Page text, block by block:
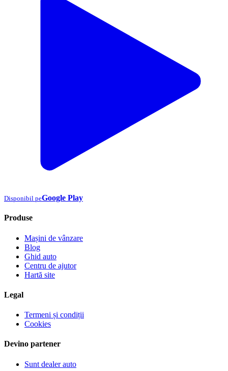
Disponibil peGoogle Play
Produse
Mașini de vânzare
Blog
Ghid auto
Centru de ajutor
Hartă site
Legal
Termeni și condiții
Cookies
Devino partener
Sunt dealer auto